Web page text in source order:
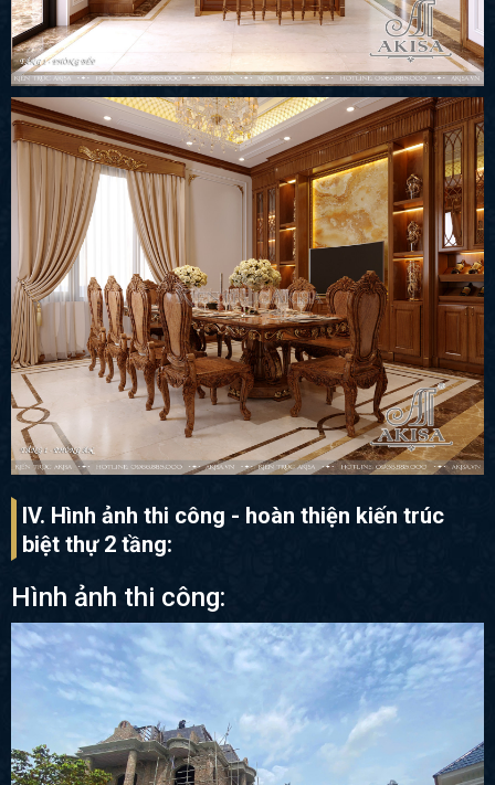
IV. Hình ảnh thi công - hoàn thiện kiến trúc
biệt thự 2 tầng:
Hình ảnh thi công: